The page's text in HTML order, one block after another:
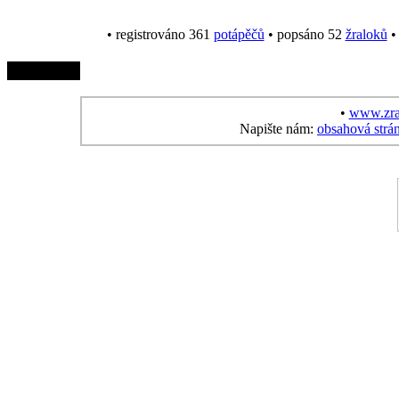
• registrováno 361 potápěčů • popsáno 52 žraloků
•
Napište nám: obsahová